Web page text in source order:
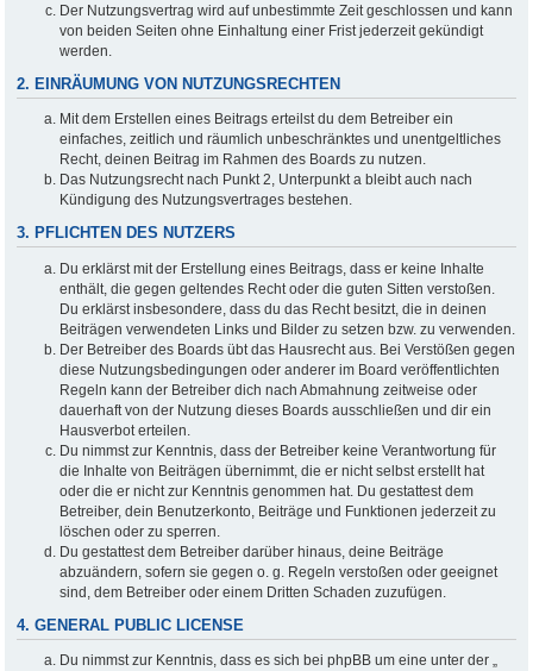
Der Nutzungsvertrag wird auf unbestimmte Zeit geschlossen und kann
von beiden Seiten ohne Einhaltung einer Frist jederzeit gekündigt
werden.
2. EINRÄUMUNG VON NUTZUNGSRECHTEN
Mit dem Erstellen eines Beitrags erteilst du dem Betreiber ein
einfaches, zeitlich und räumlich unbeschränktes und unentgeltliches
Recht, deinen Beitrag im Rahmen des Boards zu nutzen.
Das Nutzungsrecht nach Punkt 2, Unterpunkt a bleibt auch nach
Kündigung des Nutzungsvertrages bestehen.
3. PFLICHTEN DES NUTZERS
Du erklärst mit der Erstellung eines Beitrags, dass er keine Inhalte
enthält, die gegen geltendes Recht oder die guten Sitten verstoßen.
Du erklärst insbesondere, dass du das Recht besitzt, die in deinen
Beiträgen verwendeten Links und Bilder zu setzen bzw. zu verwenden.
Der Betreiber des Boards übt das Hausrecht aus. Bei Verstößen gegen
diese Nutzungsbedingungen oder anderer im Board veröffentlichten
Regeln kann der Betreiber dich nach Abmahnung zeitweise oder
dauerhaft von der Nutzung dieses Boards ausschließen und dir ein
Hausverbot erteilen.
Du nimmst zur Kenntnis, dass der Betreiber keine Verantwortung für
die Inhalte von Beiträgen übernimmt, die er nicht selbst erstellt hat
oder die er nicht zur Kenntnis genommen hat. Du gestattest dem
Betreiber, dein Benutzerkonto, Beiträge und Funktionen jederzeit zu
löschen oder zu sperren.
Du gestattest dem Betreiber darüber hinaus, deine Beiträge
abzuändern, sofern sie gegen o. g. Regeln verstoßen oder geeignet
sind, dem Betreiber oder einem Dritten Schaden zuzufügen.
4. GENERAL PUBLIC LICENSE
Du nimmst zur Kenntnis, dass es sich bei phpBB um eine unter der „